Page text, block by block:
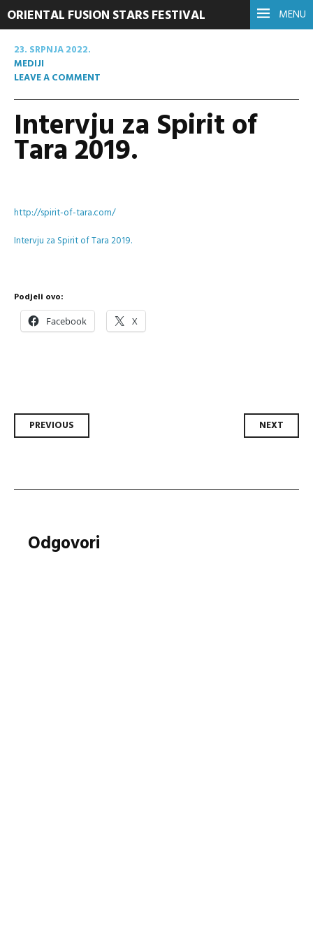
MENU
ORIENTAL FUSION STARS FESTIVAL
23. SRPNJA 2022.
MEDIJI
LEAVE A COMMENT
Intervju za Spirit of
Tara 2019.
http://spirit-of-tara.com/
Intervju za Spirit of Tara 2019.
Podjeli ovo:
Facebook X
Post
PREVIOUS NEXT
Odgovori